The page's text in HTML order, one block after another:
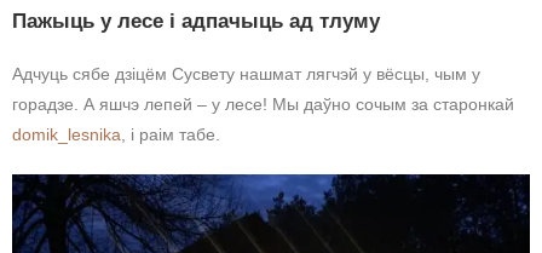
Пажыць у лесе і адпачыць ад тлуму
Адчуць сябе дзіцём Сусвету нашмат лягчэй у вёсцы, чым у
горадзе. А яшчэ лепей – у лесе! Мы даўно сочым за старонкай
domik_lesnika , і раім табе. ⠀